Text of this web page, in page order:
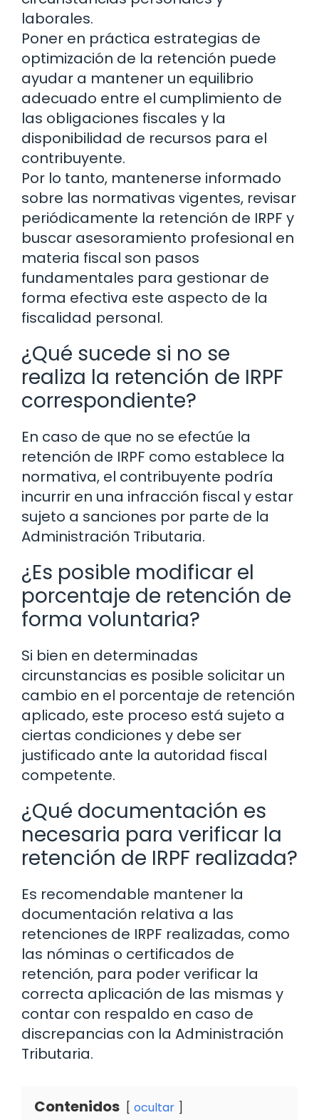
laborales.
Poner en práctica estrategias de
optimización de la retención puede
ayudar a mantener un equilibrio
adecuado entre el cumplimiento de
las obligaciones fiscales y la
disponibilidad de recursos para el
contribuyente.
Por lo tanto, mantenerse informado
sobre las normativas vigentes, revisar
periódicamente la retención de IRPF y
buscar asesoramiento profesional en
materia fiscal son pasos
fundamentales para gestionar de
forma efectiva este aspecto de la
fiscalidad personal.
¿Qué sucede si no se
realiza la retención de IRPF
correspondiente?
En caso de que no se efectúe la
retención de IRPF como establece la
normativa, el contribuyente podría
incurrir en una infracción fiscal y estar
sujeto a sanciones por parte de la
Administración Tributaria.
¿Es posible modificar el
porcentaje de retención de
forma voluntaria?
Si bien en determinadas
circunstancias es posible solicitar un
cambio en el porcentaje de retención
aplicado, este proceso está sujeto a
ciertas condiciones y debe ser
justificado ante la autoridad fiscal
competente.
¿Qué documentación es
necesaria para verificar la
retención de IRPF realizada?
Es recomendable mantener la
documentación relativa a las
retenciones de IRPF realizadas, como
las nóminas o certificados de
retención, para poder verificar la
correcta aplicación de las mismas y
contar con respaldo en caso de
discrepancias con la Administración
Tributaria.
Contenidos ocultar